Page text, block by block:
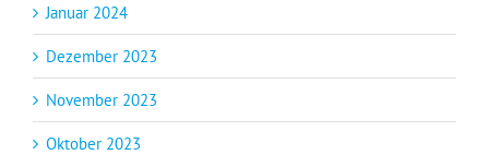
Januar 2024
Dezember 2023
November 2023
Oktober 2023